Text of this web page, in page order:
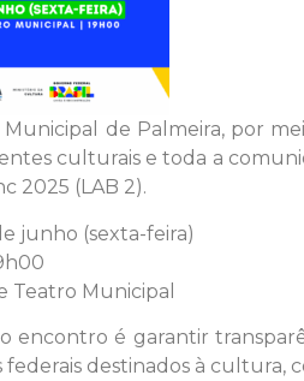
de Palmeira, por
culturais e toda a
2025 (LAB 2).
junho (sexta-feira)
Teatro Municipal
encontro é garantir
federais destinados à cultura,